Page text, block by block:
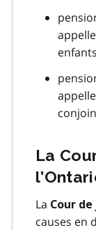
La
La Cour
causes en